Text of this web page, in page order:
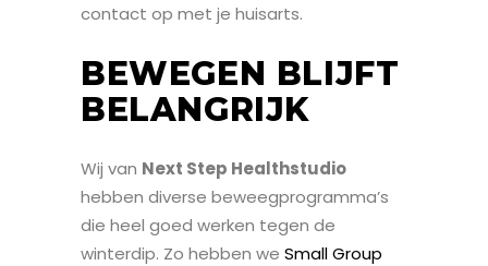
contact op met je huisarts.
BEWEGEN BLIJFT
BELANGRIJK
Wij van Next Step Healthstudio
hebben diverse beweegprogramma’s
die heel goed werken tegen de
winterdip. Zo hebben we Small Group